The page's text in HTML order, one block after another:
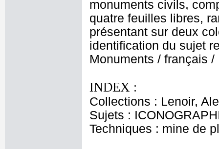
monuments civils,
quatre feuilles libres,
présentant sur deux
identification du sujet
Monuments / français
INDEX :
Collections : Lenoir,
Sujets :
Techniques : mine de